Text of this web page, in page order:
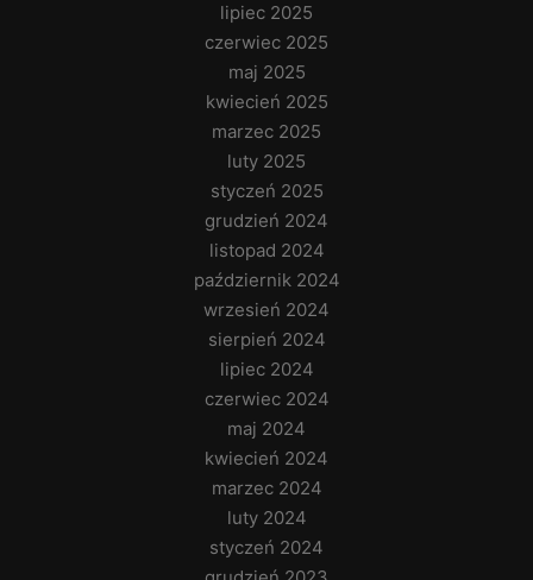
lipiec 2025
czerwiec 2025
maj 2025
kwiecień 2025
marzec 2025
luty 2025
styczeń 2025
grudzień 2024
listopad 2024
październik 2024
wrzesień 2024
sierpień 2024
lipiec 2024
czerwiec 2024
maj 2024
kwiecień 2024
marzec 2024
luty 2024
styczeń 2024